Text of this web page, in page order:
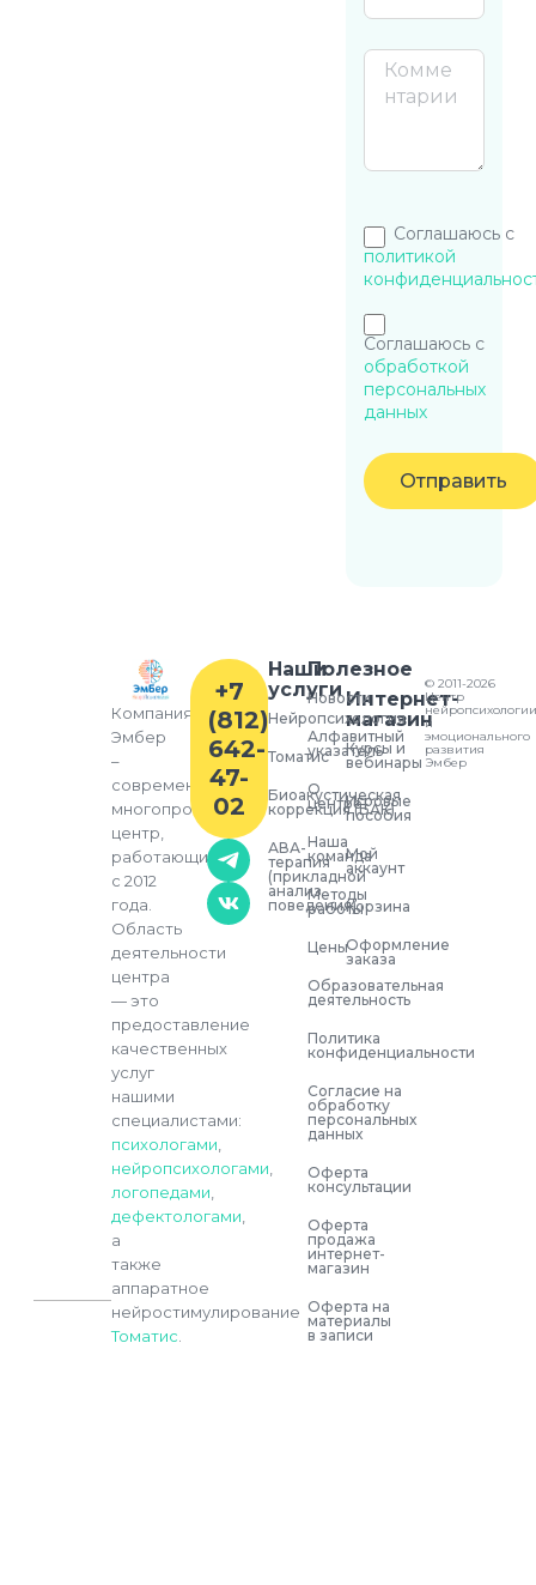
Соглашаюсь с
политикой
Соглашаюсь с
обработкой
персональных
данных
Отправить
Компания
Эмбер
–
современный
многопрофильный
центр,
работающий
с 2012
года.
Область
деятельности
центра
— это
предоставление
качественных
услуг
нашими
специалистами:
психологами,
нейропсихологами,
логопедами,
дефектологами,
а
также
аппаратное
нейростимулирование
Томатис.
Наши
услуги
Нейропсихология
Томатис
Биоакустическая
коррекция (БАК)
АВА-
терапия
(прикладной
анализ
поведения)
Интернет-
магазин
Курсы и
вебинары
Игровые
пособия
Мой
аккаунт
Корзина
Оформление
заказа
Полезное
Новости
Алфавитный
указатель
О
центре
Наша
команда
Методы
работы
Цены
Образовательная
деятельность
Политика
конфиденциальности
Согласие на
обработку
персональных
данных
Оферта
консультации
Оферта
продажа
интернет-
магазин
Оферта на
материалы
в записи
+7
(812)
642-
47-
02
© 2011-2026
Центр
нейропсихологии
и
эмоционального
развития
Эмбер